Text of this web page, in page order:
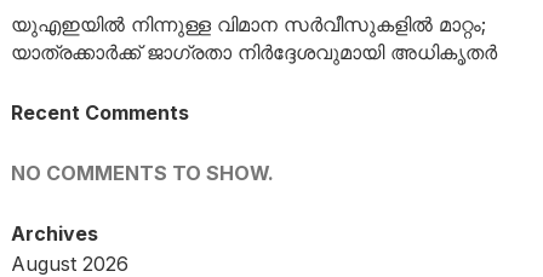
യുഎഇയിൽ നിന്നുള്ള വിമാന സർവീസുകളിൽ മാറ്റം;
യാത്രക്കാർക്ക് ജാഗ്രതാ നിർദ്ദേശവുമായി അധികൃതർ
Recent Comments
NO COMMENTS TO SHOW.
Archives
August 2026